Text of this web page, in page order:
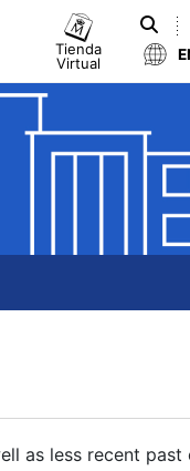
Tienda
Virtual
as less recent past